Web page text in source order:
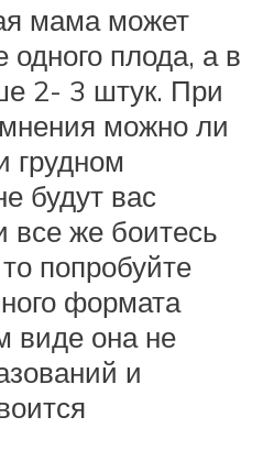
мама может
одного плода, а в
2- 3 штук. При
можно ли
грудном
будут вас
все же боитесь
попробуйте
формата
виде она не
и